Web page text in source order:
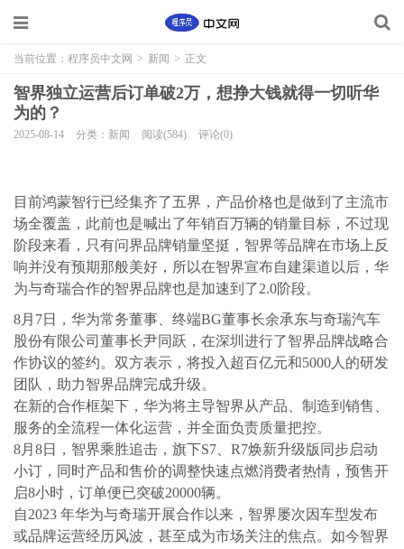
当前位置： 程序员中文网 > 新闻 > 正文
智界独立运营后订单破2万，想挣大钱就得一切听华
为的？
2025-08-14 分类：新闻 阅读(584) 评论(0)
目前鸿蒙智行已经集齐了五界，产品价格也是做到了主流市
场全覆盖，此前也是喊出了年销百万辆的销量目标，不过现
阶段来看，只有问界品牌销量坚挺，智界等品牌在市场上反
响并没有预期那般美好，所以在智界宣布自建渠道以后，华
为与奇瑞合作的智界品牌也是加速到了2.0阶段。
8月7日，华为常务董事、终端BG董事长余承东与奇瑞汽车
股份有限公司董事长尹同跃，在深圳进行了智界品牌战略合
作协议的签约。双方表示，将投入超百亿元和5000人的研发
团队，助力智界品牌完成升级。
在新的合作框架下，华为将主导智界从产品、制造到销售、
服务的全流程一体化运营，并全面负责质量把控。
8月8日，智界乘胜追击，旗下S7、R7焕新升级版同步启动
小订，同时产品和售价的调整快速点燃消费者热情，预售开
启8小时，订单便已突破20000辆。
自2023 年华为与奇瑞开展合作以来，智界屡次因车型发布
或品牌运营经历风波，甚至成为市场关注的焦点。如今智界